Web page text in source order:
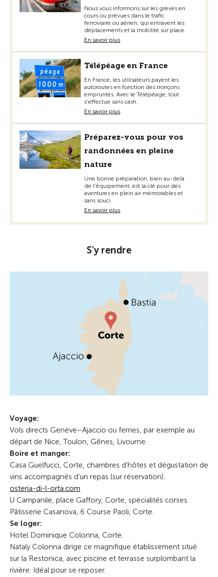
Nous vous informons sur les grèves en
cours ou prévues dans le trafic
ferroviaire ou aérien, qui entravent les
déplacements et la mobilité sur place.
En savoir plus
Télépéage en France
En France, les utilisateurs payent les
autoroutes en fonction des tronçons
empruntés. Avec le Télépéage, tout
s'effectue sans cash.
En savoir plus
Préparez-vous pour vos
randonnées en pleine
nature
Une bonne préparation, bien au-delà
de l'équipement, est la clé pour des
aventures en plein air mémorables et
sans souci.
En savoir plus
S'y rendre
Voyage:
Vols directs Genève–Ajaccio ou ferries, par exemple au
départ de Nice, Toulon, Gênes, Livourne.
Boire et manger:
Casa Guelfucci, Corte, chambres d’hôtes et dégustation de
vins accompagnés d’un repas (sur réservation).
osteria-di-l-orta.com
U Campanile, place Gaffory, Corte, spécialités corses.
Pâtisserie Casanova, 6 Course Paoli, Corte.
Se loger:
Hotel Dominique Colonna, Corte.
Nataly Colonna dirige ce magnifique établissement situé
sur la Restonica, avec piscine et terrasse surplombant la
rivière. Idéal pour se reposer.